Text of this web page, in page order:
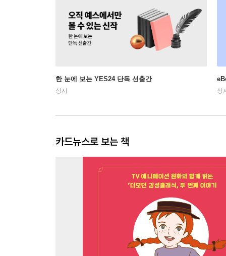
한 눈에 보는 YES24 단독 선출간
상시 상
카드뉴스로 보는 책